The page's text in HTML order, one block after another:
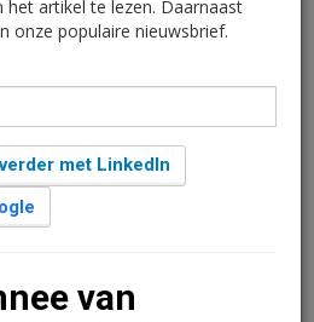
naar
bij Hurks
1 minuut leestijd
afgeopen week drie nieuwe
toe als commissaris. Geert
dit najaar voorzitter Raad van
het artikel te lezen. Daarnaast
onze populaire nieuwsbrief.
met LinkedIn
van